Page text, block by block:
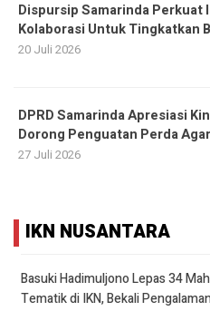
Dispursip Samarinda Perkuat
Kolaborasi Untuk Tingkatkan
20 Juli 2026
DPRD Samarinda Apresiasi
Dorong Penguatan Perda
27 Juli 2026
IKN NUSANTARA
Basuki Hadimuljono Lepas 34
Tematik di IKN, Bekali